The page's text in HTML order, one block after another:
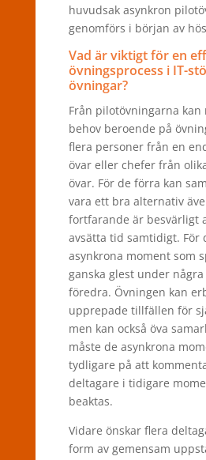
huvudsak asynkron
genomförs i början av
Vad är viktigt för en
övningsprocess i IT-
övningar?
Från pilotövningarna kan
behov beroende på
flera personer från en
övar eller chefer från
övar. För de förra kan
vara ett bra alternativ
fortfarande är besvärligt
avsätta tid samtidigt. För
asynkrona moment som
ganska glest under
föredra. Övningen kan
upprepade tillfällen för
men kan också öva
måste de asynkrona
tydligare på att
deltagare i tidigare
beaktas.
Vidare önskar flera
form av gemensam